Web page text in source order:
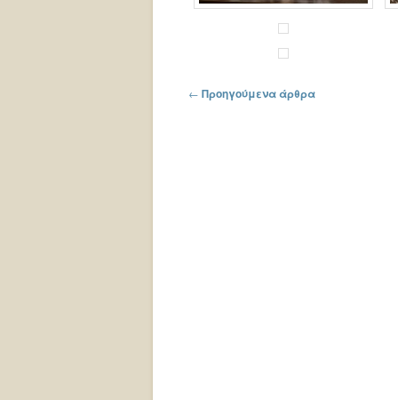
Πλοήγηση στα άρθρα
← Προηγούμενα άρθρα